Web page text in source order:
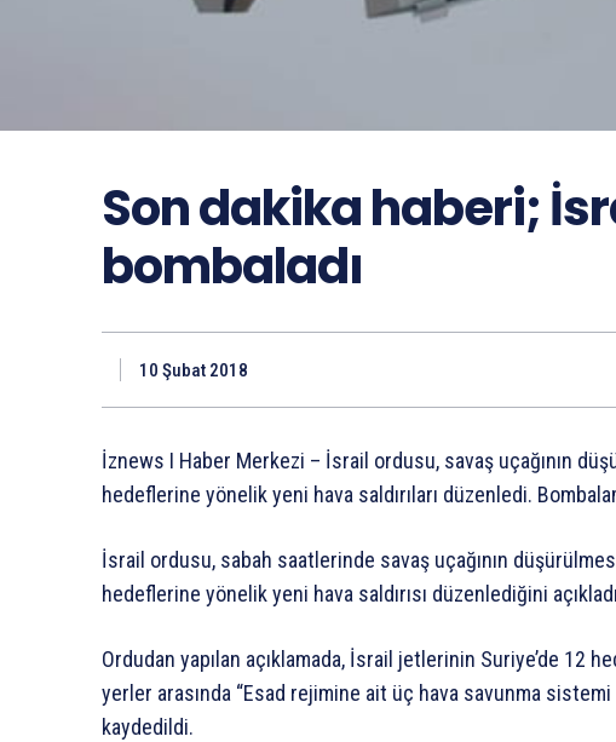
Son dakika haberi;
bombaladı
10 Şubat 2018
İznews I Haber Merkezi – İsrail ordusu, savaş uçağının
hedeflerine yönelik yeni hava saldırıları düzenledi.
İsrail ordusu, sabah saatlerinde savaş uçağının
hedeflerine yönelik yeni hava saldırısı düzenlediğini
Ordudan yapılan açıklamada, İsrail jetlerinin Suriye’de 12
yerler arasında “Esad rejimine ait üç hava savunma
kaydedildi.